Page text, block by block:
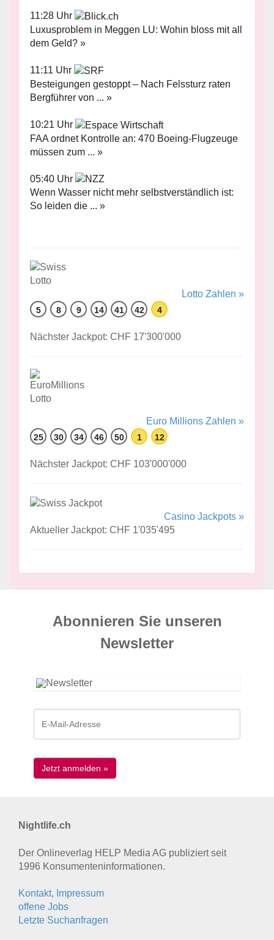
11:28 Uhr
Luxusproblem in Meggen LU: Wohin bloss mit all
dem Geld? »
11:11 Uhr
Besteigungen gestoppt – Nach Felssturz raten
Bergführer von ... »
10:21 Uhr
FAA ordnet Kontrolle an: 470 Boeing-Flugzeuge
müssen zum ... »
05:40 Uhr
Wenn Wasser nicht mehr selbstverständlich ist:
So leiden die ... »
Lotto Zahlen »
5 8 9 14 41 42 4
Nächster Jackpot: CHF 17'300'000
Euro Millions Zahlen »
25 30 34 46 50 1 12
Nächster Jackpot: CHF 103'000'000
Casino Jackpots »
Aktueller Jackpot: CHF 1'035'495
Abonnieren Sie unseren
News­letter
Nightlife.ch
Der Onlineverlag HELP Media AG publiziert seit
1996 Konsumenten­informationen.
Kontakt, Impressum
offene Jobs
Letzte Suchanfragen